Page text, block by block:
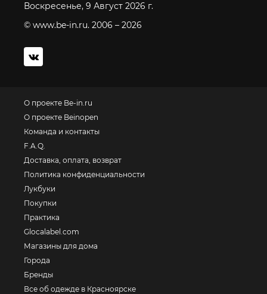
Воскресенье, 9 Август 2026 г.
© www.be-in.ru. 2006 – 2026
О проекте Be-in.ru
О проекте Beinopen
Команда и контакты
F.A.Q.
Доставка, оплата, возврат
Политика конфиденциальности
Лукбуки
Покупки
Практика
Glocalabel.com
Магазины для дома
Города
Бренды
Все об одежде в Красноярске